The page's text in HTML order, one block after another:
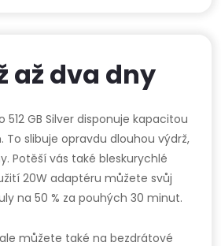
až dva dny
512 GB Silver disponuje kapacitou
To slibuje opravdu dlouhou výdrž,
Potěší vás také bleskurychlé
20W adaptéru můžete svůj
na 50 % za pouhých 30 minut.
můžete také na bezdrátové